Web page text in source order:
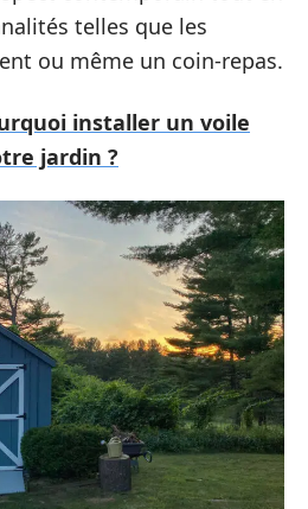
telles que les
ou même un coin-repas.
installer un voile
jardin ?